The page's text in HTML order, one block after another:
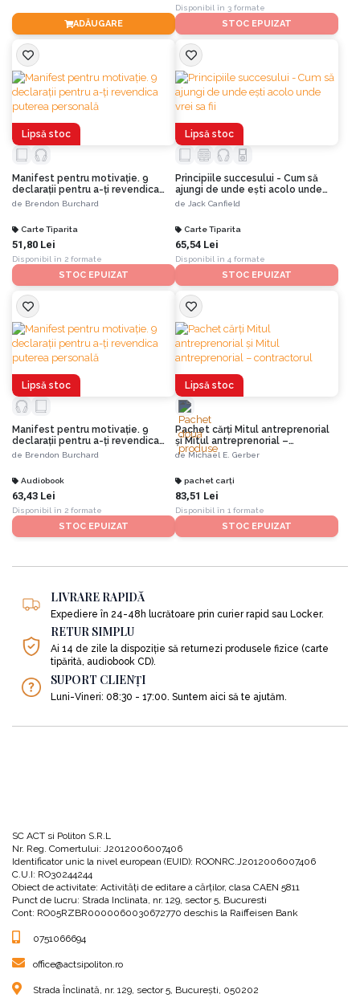
ADĂUGARE
Disponibil în 3 formate
STOC EPUIZAT
Lipsă stoc
Manifest pentru motivaţie. 9
declaraţii pentru a-ţi revendica
puterea personală
de Brendon Burchard
Carte Tiparita
51,80 Lei
Disponibil în 2 formate
STOC EPUIZAT
Lipsă stoc
Principiile succesului - Cum să
ajungi de unde eşti acolo unde
vrei sa fii
de Jack Canfield
Carte Tiparita
65,54 Lei
Disponibil în 4 formate
STOC EPUIZAT
Lipsă stoc
Manifest pentru motivaţie. 9
declaraţii pentru a-ţi revendica
puterea personală
de Brendon Burchard
Audiobook
63,43 Lei
Disponibil în 2 formate
STOC EPUIZAT
Lipsă stoc
Pachet cărți Mitul antreprenorial
și Mitul antreprenorial –
contractorul
de Michael E. Gerber
pachet carți
83,51 Lei
Disponibil în 1 formate
STOC EPUIZAT
LIVRARE RAPIDĂ
Expediere în 24-48h lucrătoare prin curier rapid sau Locker.
RETUR SIMPLU
Ai 14 de zile la dispoziție să returnezi produsele fizice (carte
tipărită, audiobook CD).
SUPORT CLIENȚI
Luni-Vineri: 08:30 - 17:00. Suntem aici să te ajutăm.
SC ACT si Politon S.R.L
Nr. Reg. Comertului: J2012006007406
Identificator unic la nivel european (EUID): ROONRC.J2012006007406
C.U.I: RO30244244
Obiect de activitate: Activităţi de editare a cărţilor, clasa CAEN 5811
Punct de lucru: Strada Inclinata, nr. 129, sector 5, Bucuresti
Cont: RO05RZBR0000060030672770 deschis la Raiffeisen Bank
0751066694
office@actsipoliton.ro
Strada Înclinată, nr. 129, sector 5, București, 050202